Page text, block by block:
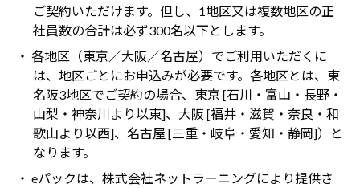
ご契約いただけます。但し、1地区又は複数地区の正
社員数の合計は必ず300名以下とします。
・ 各地区（東京／大阪／名古屋）でご利用いただくに
は、地区ごとにお申込みが必要です。各地区とは、東
名阪3地区でご契約の場合、東京 [石川・富山・長野・
山梨・神奈川より以東]、大阪 [福井・滋賀・奈良・和
歌山より以西]、名古屋 [三重・岐阜・愛知・静岡]）と
なります。
・ eパックは、株式会社ネットラーニングにより提供さ